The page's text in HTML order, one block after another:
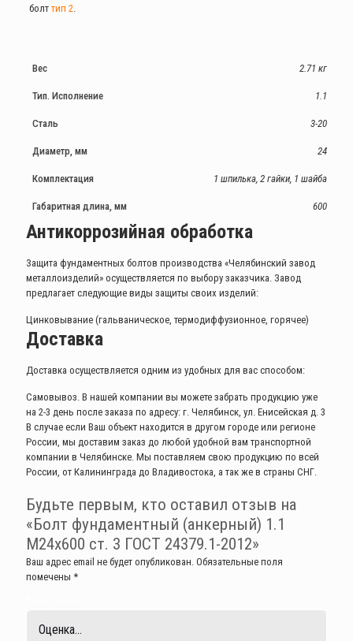
болт тип 2.
Вес 2.71 кг
Тип. Исполнение 1.1
Сталь 3-20
Диаметр, мм 24
Комплектация 1 шпилька, 2 гайки, 1 шайба
Габаритная длина, мм 600
Антикоррозийная обработка
Защита фундаментных болтов производства «Челябинский завод
металлоизделий» осуществляется по выбору заказчика. Завод
предлагает следующие виды защиты своих изделий:
Цинковывание (гальваническое, термодиффузионное, горячее)
Доставка
Доставка осуществляется одним из удобных для вас способом:
Самовывоз. В нашей компании вы можете забрать продукцию уже
на 2-3 день после заказа по адресу: г. Челябинск, ул. Енисейская д. 3
В случае если Ваш объект находится в другом городе или регионе
России, мы доставим заказ до любой удобной вам транспортной
компании в Челябинске. Мы поставляем свою продукцию по всей
России, от Калининграда до Владивостока, а так же в страны СНГ.
Будьте первым, кто оставил отзыв на
«Болт фундаментный (анкерный) 1.1
М24х600 ст. 3 ГОСТ 24379.1-2012»
Ваш адрес email не будет опубликован. Обязательные поля
помечены *